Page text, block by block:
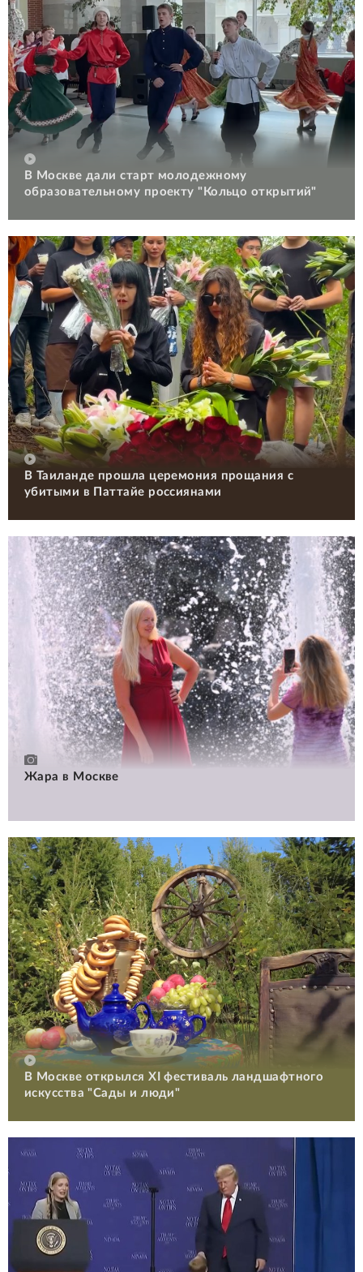
В Москве дали старт молодежному
образовательному проекту "Кольцо открытий"
В Таиланде прошла церемония прощания с
убитыми в Паттайе россиянами
Жара в Москве
В Москве открылся XI фестиваль ландшафтного
искусства "Сады и люди"